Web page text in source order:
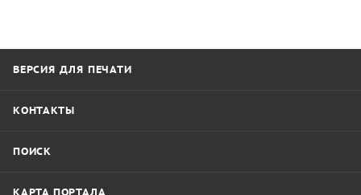
ВЕРСИЯ ДЛЯ ПЕЧАТИ
КОНТАКТЫ
ПОИСК
КАРТА ПОРТАЛА